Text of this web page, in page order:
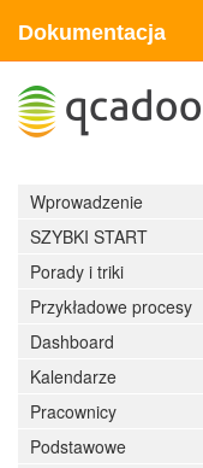
Dokumentacja
Wprowadzenie
SZYBKI START
Porady i triki
Przykładowe procesy
Dashboard
Kalendarze
Pracownicy
Podstawowe